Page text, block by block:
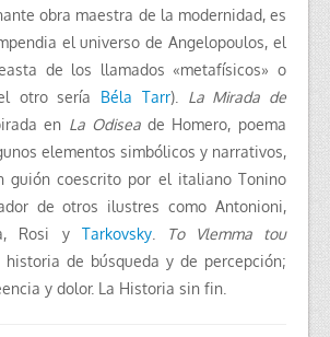
obra maestra de la modernidad, es
el universo de Angelopoulos, el
de los llamados «metafísicos» o
otro sería Béla Tarr). La Mirada de
en La Odisea de Homero, poema
elementos simbólicos y narrativos,
guión coescrito por el italiano Tonino
de otros ilustres como Antonioni,
Rosi y Tarkovsky.
To Vlemma tou
historia de búsqueda y de percepción;
y dolor. La Historia sin fin.